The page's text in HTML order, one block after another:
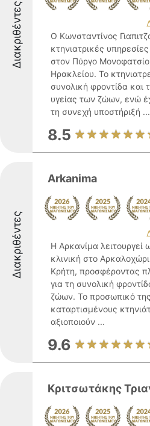
Διακριθέντες
Ο Κωνσταντίνος
κτηνιατρικές
στον Πύργο
Ηρακλείου. Το
συνολική φροντίδα και
υγείας των ζώων, ενώ
τη συνεχή υποστήριξή ...
8.5
Διακριθέντες
Arkanima
Η Αρκανίμα λειτουργεί
κλινική στο
Κρήτη, προσφέροντας
για τη συνολική
ζώων. Το προσωπικό
καταρτισμένους
αξιοποιούν ...
9.6
Κριτσωτάκης